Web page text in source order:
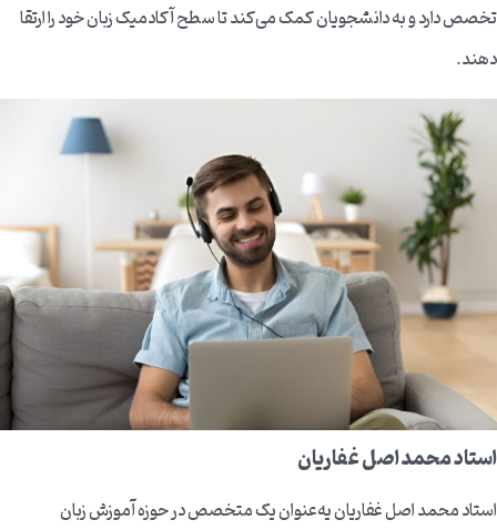
تخصص دارد و به دانشجویان کمک می‌کند تا سطح آکادمیک زبان خود را ارتقا
دهند.
استاد محمد اصل غفاریان
استاد محمد اصل غفاریان یه‌عنوان یک متخصص در حوزه آموزش زبان